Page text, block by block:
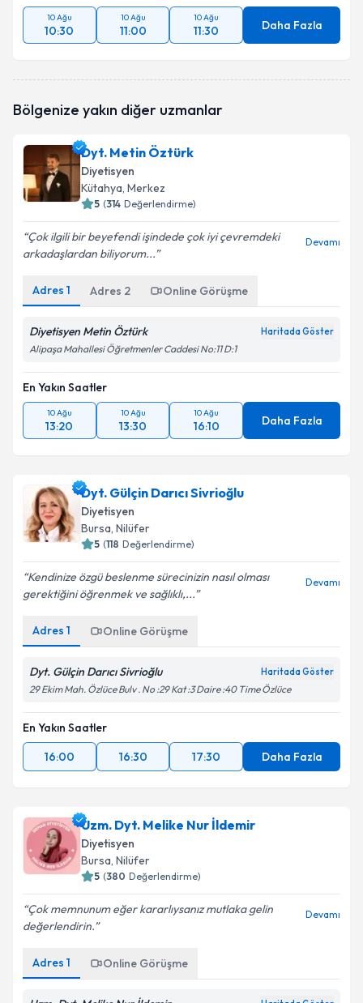
10 Ağu
10:30
10 Ağu
11:00
10 Ağu
11:30 Daha Fazla
Bölgenize yakın diğer uzmanlar
Dyt. Metin Öztürk
Diyetisyen
Kütahya, Merkez
5 (314 Değerlendirme)
Çok ilgili bir beyefendi işindede çok iyi çevremdeki
arkadaşlardan biliyorum...
Devamı
Adres 1 Adres 2 Online Görüşme
Diyetisyen Metin Öztürk Haritada Göster
Alipaşa Mahallesi Öğretmenler Caddesi No:11 D:1
En Yakın Saatler
10 Ağu
13:20
10 Ağu
13:30
10 Ağu
16:10 Daha Fazla
Dyt. Gülçin Darıcı Sivrioğlu
Diyetisyen
Bursa, Nilüfer
5 (118 Değerlendirme)
Kendinize özgü beslenme sürecinizin nasıl olması
gerektiğini öğrenmek ve sağlıklı,...
Devamı
Adres 1 Online Görüşme
Dyt. Gülçin Darıcı Sivrioğlu Haritada Göster
29 Ekim Mah. Özlüce Bulv . No :29 Kat :3 Daire :40 Time Özlüce
En Yakın Saatler
16:00
16:30 17:30 Daha Fazla
Uzm. Dyt. Melike Nur İldemir
Diyetisyen
Bursa, Nilüfer
5 (380 Değerlendirme)
Çok memnunum eğer kararlıysanız mutlaka gelin
değerlendirin.
Devamı
Adres 1 Online Görüşme